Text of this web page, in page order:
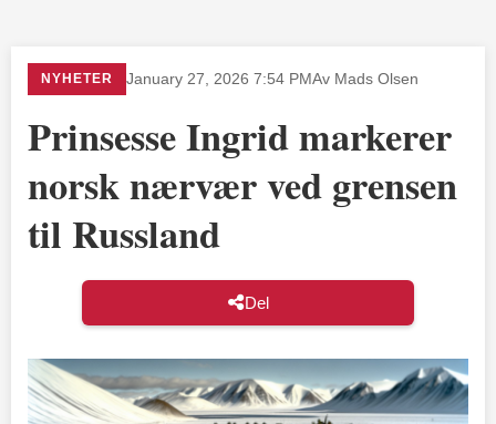
NYHETER January 27, 2026 7:54 PMAv Mads Olsen
Prinsesse Ingrid markerer
norsk nærvær ved grensen
til Russland
Del